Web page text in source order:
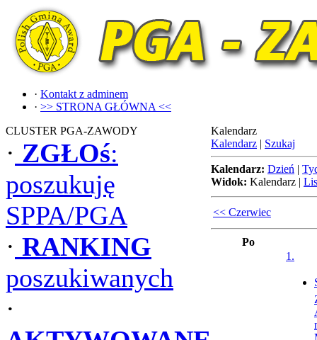
· Kontakt z adminem
· >> STRONA GŁÓWNA <<
CLUSTER PGA-ZAWODY
· ZGŁOś:
poszukuję
SPPA/PGA
· RANKING
poszukiwanych
·
Kalendarz
Kalendarz | Szukaj
Kalendarz: Dzień |
Widok: Kalendarz |
<< Czerwiec
Po
1.